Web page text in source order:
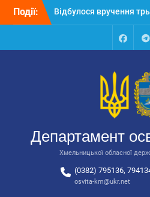
Перейти
Події:
Відбулося вручення
автобусів для потреб
Відбулося засідання
освіти та науки
державної
Відбулась обласна
національно-
виховання
Департамент
Хмельницької обласної
(0382) 795136,
osvita-km@ukr.net